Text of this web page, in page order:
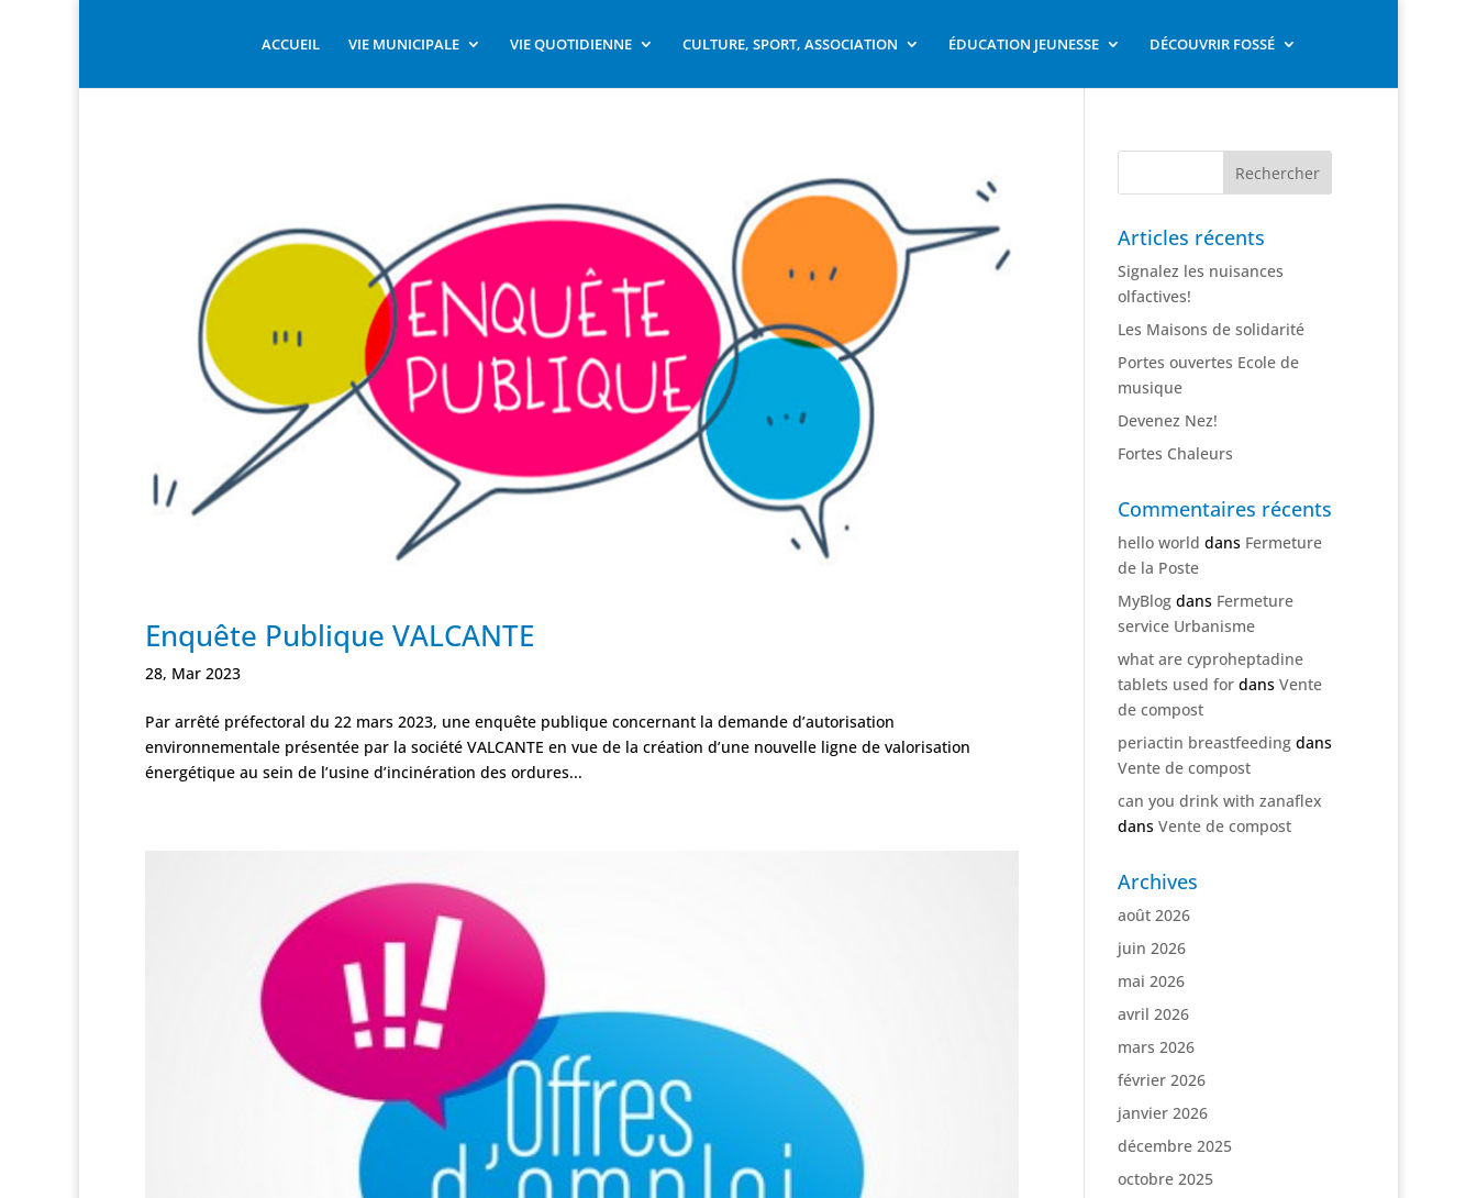
ACCUEIL VIE MUNICIPALE VIE QUOTIDIENNE CULTURE, SPORT, ASSOCIATION ÉDUCATION JEUNESSE DÉCOUVRIR FOSSÉ
Enquête Publique VALCANTE
28, Mar 2023
Par arrêté préfectoral du 22 mars 2023, une enquête publique concernant la demande d’autorisation
environnementale présentée par la société VALCANTE en vue de la création d’une nouvelle ligne de valorisation
énergétique au sein de l’usine d’incinération des ordures...
Articles récents
Signalez les nuisances
olfactives!
Les Maisons de solidarité
Portes ouvertes Ecole de
musique
Devenez Nez!
Fortes Chaleurs
Commentaires récents
hello world dans Fermeture
de la Poste
MyBlogdans Fermeture
service Urbanisme
what are cyproheptadine
tablets used fordans Vente
de compost
periactin breastfeedingdans
Vente de compost
can you drink with zanaflex
dans Vente de compost
Archives
août 2026
juin 2026
mai 2026
avril 2026
mars 2026
février 2026
janvier 2026
décembre 2025
octobre 2025